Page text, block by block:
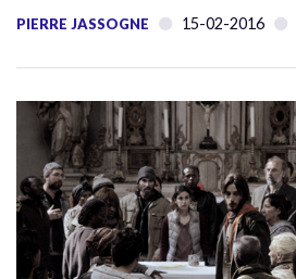
PIERRE JASSOGNE 15-02-2016